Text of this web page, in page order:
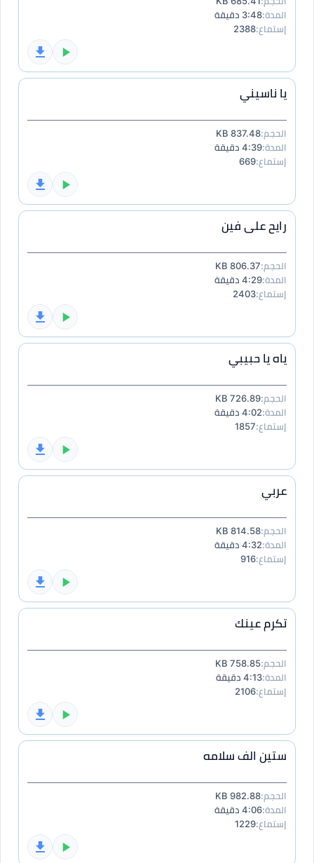
المدة:3:48 دقيقة
إستماع:2388
يا ناسيني
الحجم:837.48 KB
المدة:4:39 دقيقة
إستماع:669
رايح على فين
الحجم:806.37 KB
المدة:4:29 دقيقة
إستماع:2403
ياه يا حبيبي
الحجم:726.89 KB
المدة:4:02 دقيقة
إستماع:1857
عربي
الحجم:814.58 KB
المدة:4:32 دقيقة
إستماع:916
تكرم عينك
الحجم:758.85 KB
المدة:4:13 دقيقة
إستماع:2106
ستين الف سلامه
الحجم:982.88 KB
المدة:4:06 دقيقة
إستماع:1229